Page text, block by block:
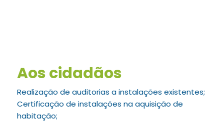
Aos cidadãos
Realização de auditorias a instalações existentes;
Certificação de instalações na aquisição de
habitação;